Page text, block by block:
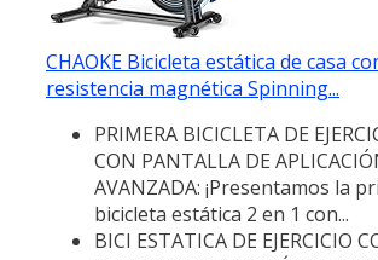
CHAOKE Bicicleta estática de casa
resistencia magnética Spinning...
PRIMERA BICICLETA DE
CON PANTALLA DE
AVANZADA: ¡Presentamos la
bicicleta estática 2 en 1 con...
BICI ESTATICA DE EJERCICIO